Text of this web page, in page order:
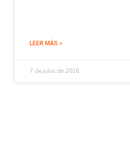
LEER MÁS »
7 de julio de 2026